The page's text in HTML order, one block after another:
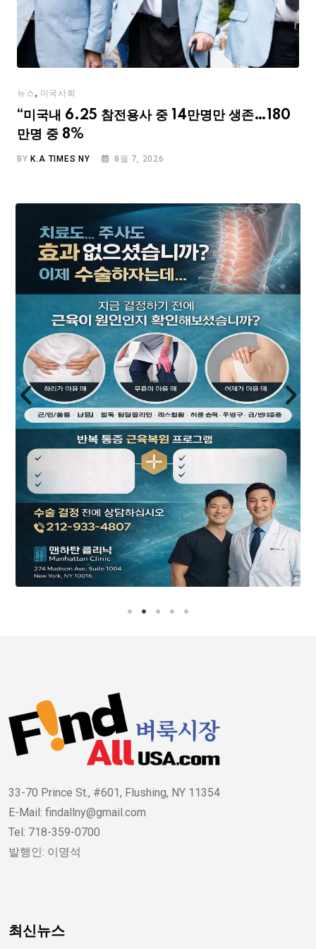
뉴스, 미국사회
“미국내 6.25 참전용사 중 14만명만 생존…180
만명 중 8%
BY K.A TIMES NY 8월 7, 2026
33-70 Prince St., #601, Flushing, NY 11354
E-Mail: findallny@gmail.com
Tel: 718-359-0700
발행인: 이명석
최신뉴스